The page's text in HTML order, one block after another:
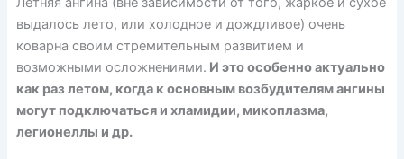
выдалось лето, или холодное и дождливое) очень
коварна своим стремительным развитием и
возможными осложнениями. И это особенно актуально
как раз летом, когда к основным возбудителям ангины
могут подключаться и хламидии, микоплазма,
легионеллы и др.